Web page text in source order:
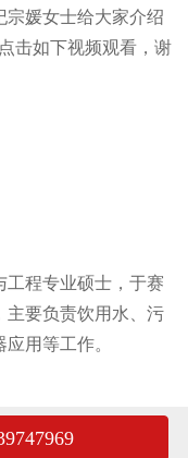
宗媛女士给大家介绍
击如下视频观看，谢
工程专业硕士，于赛
主要负责饮用水、污
用等工作。